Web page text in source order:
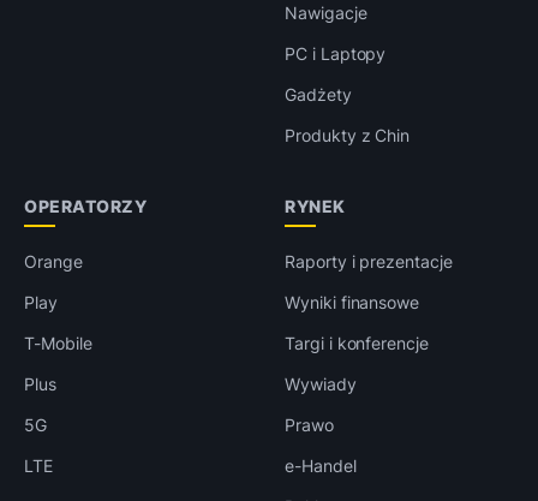
Nawigacje
PC i Laptopy
Gadżety
Produkty z Chin
OPERATORZY
Orange
Play
T-Mobile
Plus
5G
LTE
RYNEK
Raporty i prezentacje
Wyniki finansowe
Targi i konferencje
Wywiady
Prawo
e-Handel